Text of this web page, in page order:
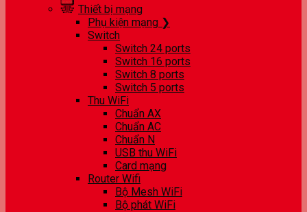
Thiết bị mạng
Phụ kiện mạng ❯
Switch
Switch 24 ports
Switch 16 ports
Switch 8 ports
Switch 5 ports
Thu WiFi
Chuẩn AX
Chuẩn AC
Chuẩn N
USB thu WiFi
Card mạng
Router Wifi
Bộ Mesh WiFi
Bộ phát WiFi